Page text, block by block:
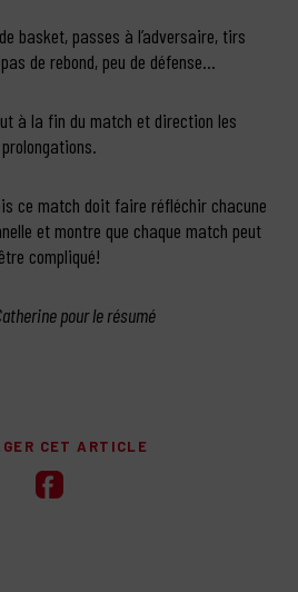
basket, passes à l’adversaire, tirs
de rebond, peu de défense…
à la fin du match et direction les
prolongations.
ce match doit faire réfléchir chacune
et montre que chaque match peut
être compliqué!
pour le résumé
CET ARTICLE